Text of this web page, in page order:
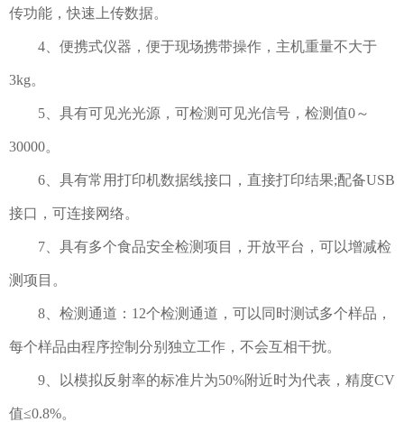
传功能，快速上传数据。
4、便携式仪器，便于现场携带操作，主机重量不大于
3kg。
5、具有可见光光源，可检测可见光信号，检测值0～
30000。
6、具有常用打印机数据线接口，直接打印结果;配备USB
接口，可连接网络。
7、具有多个食品安全检测项目，开放平台，可以增减检
测项目。
8、检测通道：12个检测通道，可以同时测试多个样品，
每个样品由程序控制分别独立工作，不会互相干扰。
9、以模拟反射率的标准片为50%附近时为代表，精度CV
值≤0.8%。